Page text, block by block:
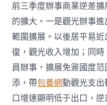
前三季度辦事商業逆差擴
的擴大。一是觀光辦事
範圍擴展。以後居平易
復，觀光收入增加；同
員辦事，擴展免簽國度
添，帶包養網動觀光支
口增速顯明低于出口，